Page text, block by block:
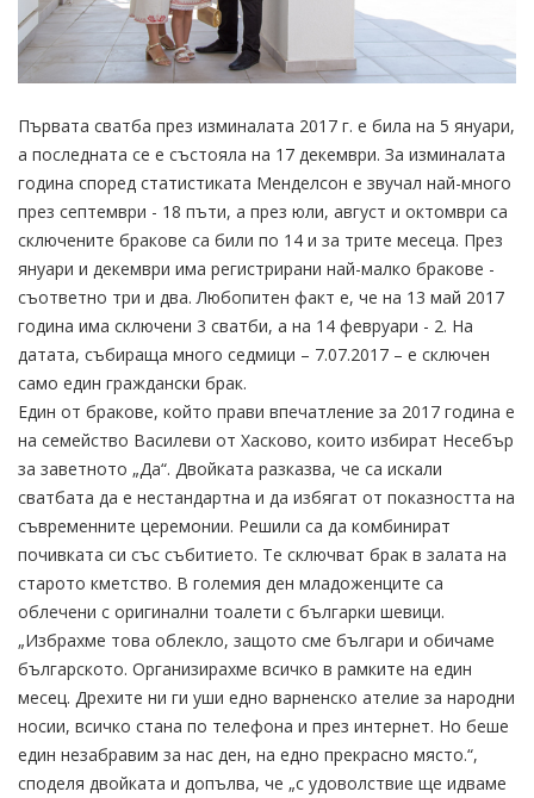
Първата сватба през изминалата 2017 г. е била на 5 януари,
а последната се е състояла на 17 декември. За изминалата
година според статистиката Менделсон е звучал най-много
през септември - 18 пъти, а през юли, август и октомври са
сключените бракове са били по 14 и за трите месеца. През
януари и декември има регистрирани най-малко бракове -
съответно три и два. Любопитен факт е, че на 13 май 2017
година има сключени 3 сватби, а на 14 февруари - 2. На
датата, събираща много седмици – 7.07.2017 – е сключен
само един граждански брак.
Един от бракове, който прави впечатление за 2017 година е
на семейство Василеви от Хасково, които избират Несебър
за заветното „Да“. Двойката разказва, че са искали
сватбата да е нестандартна и да избягат от показността на
съвременните церемонии. Решили са да комбинират
почивката си със събитието. Те сключват брак в залата на
старото кметство. В големия ден младоженците са
облечени с оригинални тоалети с българки шевици.
„Избрахме това облекло, защото сме българи и обичаме
българското. Организирахме всичко в рамките на един
месец. Дрехите ни ги уши едно варненско ателие за народни
носии, всичко стана по телефона и през интернет. Но беше
един незабравим за нас ден, на едно прекрасно място.“,
споделя двойката и допълва, че „с удоволствие ще идваме